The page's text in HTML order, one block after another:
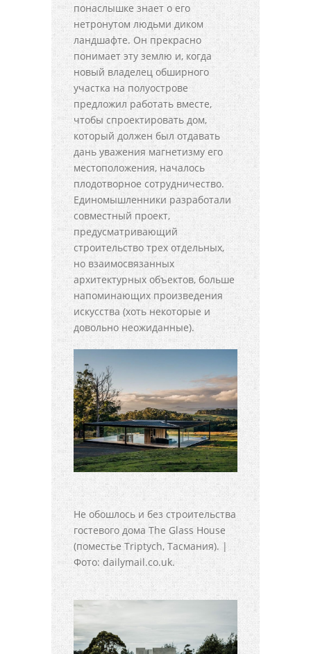
понаслышке знает о его
нетронутом людьми диком
ландшафте. Он прекрасно
понимает эту землю и, когда
новый владелец обширного
участка на полуострове
предложил работать вместе,
чтобы спроектировать дом,
который должен был отдавать
дань уважения магнетизму его
местоположения, началось
плодотворное сотрудничество.
Единомышленники разработали
совместный проект,
предусматривающий
строительство трех отдельных,
но взаимосвязанных
архитектурных объектов, больше
напоминающих произведения
искусства (хоть некоторые и
довольно неожиданные).
Не обошлось и без строительства
гостевого дома The Glass House
(поместье Triptych, Тасмания). |
Фото: dailymail.co.uk.